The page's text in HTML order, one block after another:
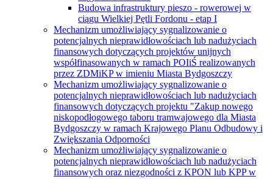
Budowa infrastruktury pieszo - rowerowej w
ciągu Wielkiej Pętli Fordonu - etap I
Mechanizm umożliwiający sygnalizowanie o
potencjalnych nieprawidłowościach lub nadużyciach
finansowych dotyczących projektów unijnych
współfinasowanych w ramach POIiŚ realizowanych
przez ZDMiKP w imieniu Miasta Bydgoszczy
Mechanizm umożliwiający sygnalizowanie o
potencjalnych nieprawidłowościach lub nadużyciach
finansowych dotyczących projektu "Zakup nowego
niskopodłogowego taboru tramwajowego dla Miasta
Bydgoszczy w ramach Krajowego Planu Odbudowy i
Zwiększania Odporności
Mechanizm umożliwiający sygnalizowanie o
potencjalnych nieprawidłowościach lub nadużyciach
finansowych oraz niezgodności z KPON lub KPP w